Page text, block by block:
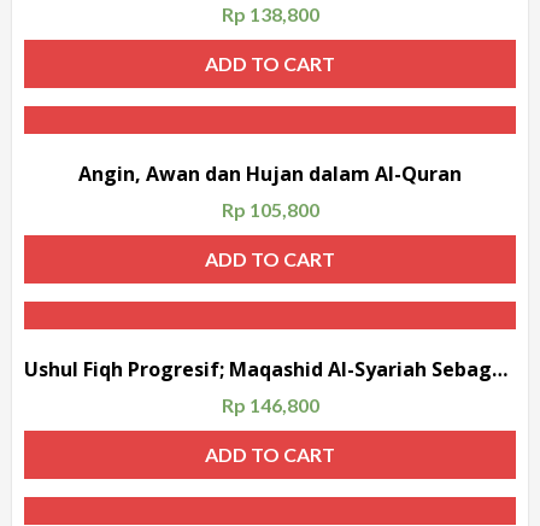
Rp 138,800
ADD TO CART
Angin, Awan dan Hujan dalam Al-Quran
Rp 105,800
ADD TO CART
Ushul Fiqh Progresif; Maqashid Al-Syariah Sebagai Fundamen Formulasi Hukum Islam
Rp 146,800
ADD TO CART